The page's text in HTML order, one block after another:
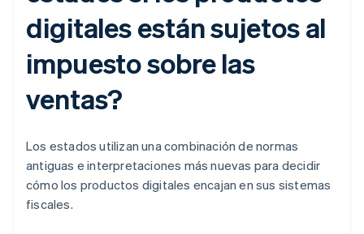
digitales están sujetos al
impuesto sobre las
ventas?
Los estados utilizan una combinación de normas
antiguas e interpretaciones más nuevas para decidir
cómo los productos digitales encajan en sus sistemas
fiscales.